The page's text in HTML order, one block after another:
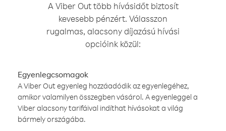
A Viber Out több hívásidőt biztosít
kevesebb pénzért. Válasszon
rugalmas, alacsony díjazású hívási
opcióink közül:
Egyenlegcsomagok
A Viber Out egyenleg hozzáadódik az egyenlegéhez,
amikor valamilyen összegben vásárol. A egyenleggel a
Viber alacsony tarifáival indíthat hívásokat a világ
bármely országába.